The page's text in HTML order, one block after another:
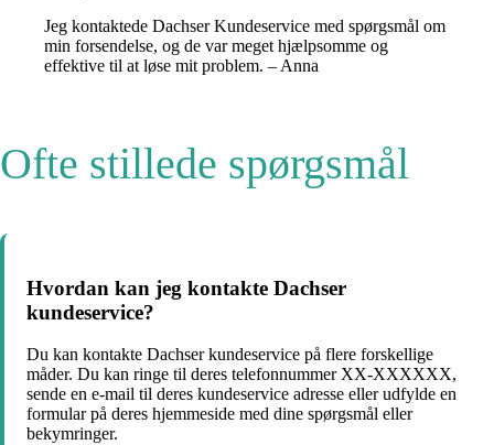
Jeg kontaktede Dachser Kundeservice med spørgsmål om
min forsendelse, og de var meget hjælpsomme og
effektive til at løse mit problem. – Anna
Ofte stillede spørgsmål
Hvordan kan jeg kontakte Dachser
kundeservice?
Du kan kontakte Dachser kundeservice på flere forskellige
måder. Du kan ringe til deres telefonnummer XX-XXXXXX,
sende en e-mail til deres kundeservice adresse eller udfylde en
formular på deres hjemmeside med dine spørgsmål eller
bekymringer.